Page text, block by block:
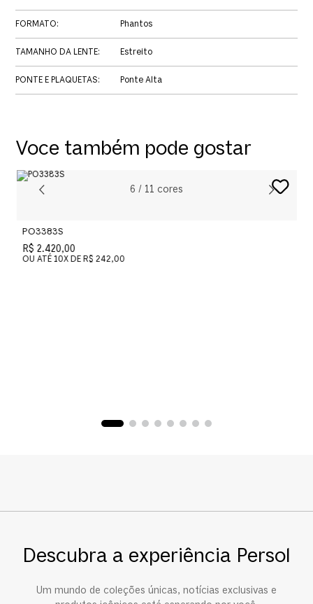
FORMATO: Phantos
TAMANHO DA LENTE: Estreito
PONTE E PLAQUETAS: Ponte Alta
Voce também pode gostar
6 / 11 cores
PO3383S
R$ 2.420,00
OU ATÉ 10X DE R$ 242,00
Descubra a experiência Persol
Um mundo de coleções únicas, notícias exclusivas e